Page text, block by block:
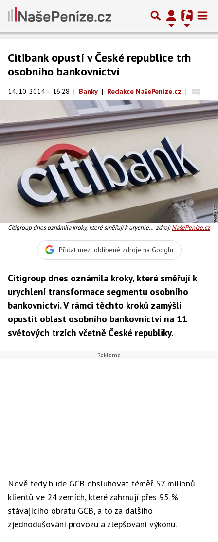
Citibank opustí v České republice trh
osobního bankovnictví
14. 10. 2014 – 16:28 | Banky | Redakce NašePeníze.cz |
Citigroup dnes oznámila kroky, které směřují k urychlení
těchto kroků zamýšlí opustit oblast osobního
bankovnictví na 11 světových trzích včetně České
zdroj:NašePeníze.cz
Přidat mezi oblíbené zdroje na Googlu
Citigroup dnes oznámila kroky, které směřují k
urychlení transformace segmentu osobního
bankovnictví. V rámci těchto kroků zamýšlí
opustit oblast osobního bankovnictví na 11
světových trzích včetně České republiky.
Nově tedy bude GCB obsluhovat téměř 57 milionů
klientů ve 24 zemích, které zahrnují přes 95 %
stávajícího obratu GCB, a to za dalšího
zjednodušování provozu a zlepšování výkonu.